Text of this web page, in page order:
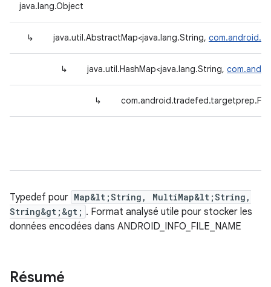
java.lang.Object
↳ java.util.AbstractMap<java.lang.String,
↳ java.util.HashMap<java.lang.String,
↳
Typedef pour Map&lt;String, MultiMap&lt;String,
String&gt;&gt; . Format analysé utile pour stocker les
données encodées dans ANDROID_INFO_FILE_NAME
Résumé